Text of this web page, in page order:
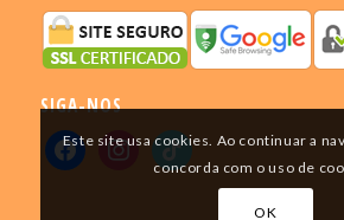
SIGA-NOS
Este site usa cookies. Ao continuar a
concorda com o uso de
OK